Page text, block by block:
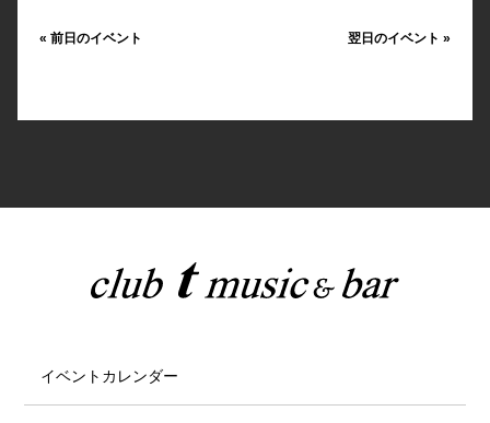
« 前日のイベント 翌日のイベント»
イベントカレンダー